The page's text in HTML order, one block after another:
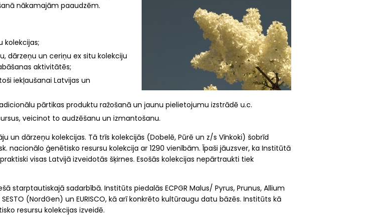
nākamajām paaudzēm.
kolekcijas;
dārzeņu un ceriņu ex situ kolekciju
aktivitātēs;
iekļaušanai Latvijas un
pārtikas produktu ražošanā un jaunu pielietojumu izstrādē u.c.
veicinot to audzēšanu un izmantošanu.
un dārzeņu kolekcijas. Tā trīs kolekcijās (Dobelē, Pūrē un z/s Vīnkoki) šobrīd
nacionālo ģenētisko resursu kolekcija ar 1290 vienībām. Īpaši jāuzsver, ka Institūtā
visas Latvijā izveidotās šķirnes. Esošās kolekcijas nepārtraukti tiek
starptautiskajā sadarbībā. Institūts piedalās ECPGR Malus/ Pyrus, Prunus, Allium
(NordGen) un EURISCO, kā arī konkrēto kultūraugu datu bāzēs. Institūts kā
resursu kolekcijas izveidē.